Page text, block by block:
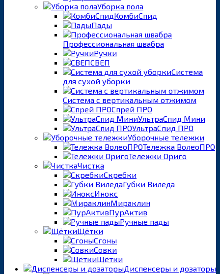
Уборка пола
КомбиСпид
Пады
Профессиональная швабра
Ручки
СВЕП
Система
для сухой уборки
Система с вертикальным отжимом
Спрей ПРО
УльтраСпид Мини
УльтраСпид ПРО
Уборочные тележки
Тележка ВолеоПРО
Тележки Ориго
Чистка
Скребки
Губки Виледа
Инокс
Мираклин
ПурАктив
Ручные пады
Щётки
Сгоны
Совки
Щётки
Диспенсеры и дозаторы